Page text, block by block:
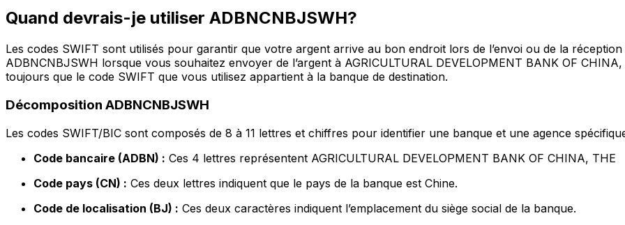
Quand devrais-je utiliser ADBNCNBJSWH?
Les codes SWIFT sont utilisés pour garantir que votre argent arrive au bon endroit lors de l’envoi ou de la
ADBNCNBJSWH lorsque vous souhaitez envoyer de l’argent à AGRICULTURAL DEVELOPMENT BANK OF
toujours que le code SWIFT que vous utilisez appartient à la banque de destination.
Décomposition ADBNCNBJSWH
Les codes SWIFT/BIC sont composés de 8 à 11 lettres et chiffres pour identifier une banque et une agence
Code bancaire (ADBN) : Ces 4 lettres représentent AGRICULTURAL DEVELOPMENT BANK OF CHINA, THE
Code pays (CN) : Ces deux lettres indiquent que le pays de la banque est Chine.
Code de localisation (BJ) : Ces deux caractères indiquent l’emplacement du siège social de la banque.